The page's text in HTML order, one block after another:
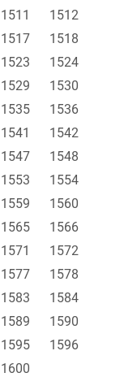
1511
1512
1517
1518
1523
1524
1529
1530
1535
1536
1541
1542
1547
1548
1553
1554
1559
1560
1565
1566
1571
1572
1577
1578
1583
1584
1589
1590
1595
1596
1600